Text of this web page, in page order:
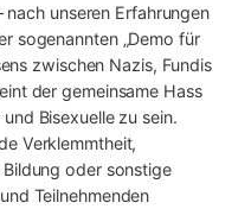
unseren Erfahrungen
sogenannten „Demo für
zwischen Nazis, Fundis
der gemeinsame Hass
Bisexuelle zu sein.
Verklemmtheit,
oder sonstige
Teilnehmenden